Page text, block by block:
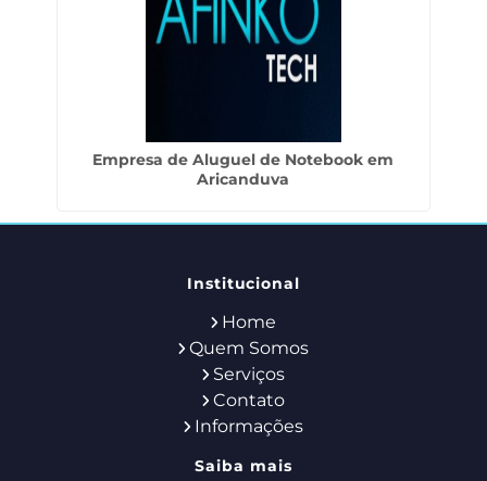
Empresa de Aluguel de Notebook em
Aricanduva
Institucional
Home
Quem Somos
Serviços
Contato
Informações
Saiba mais